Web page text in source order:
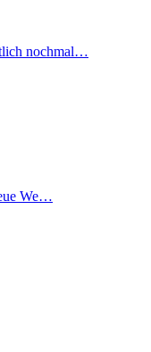
nochmal…
We…